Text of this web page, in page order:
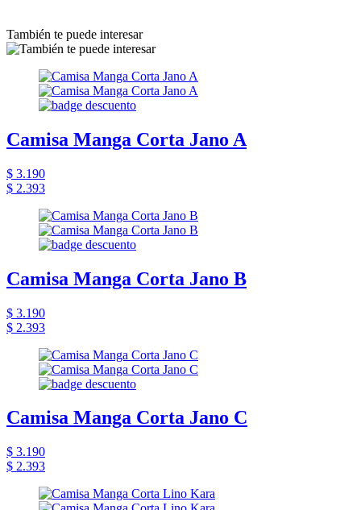
También te puede interesar
Camisa Manga Corta Jano A
$ 3.190
$ 2.393
Camisa Manga Corta Jano B
$ 3.190
$ 2.393
Camisa Manga Corta Jano C
$ 3.190
$ 2.393